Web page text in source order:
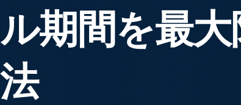
ル期間を最
法